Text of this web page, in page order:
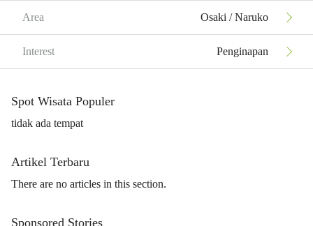
Area Osaki / Naruko
Interest Penginapan
Spot Wisata Populer
tidak ada tempat
Artikel Terbaru
There are no articles in this section.
Sponsored Stories